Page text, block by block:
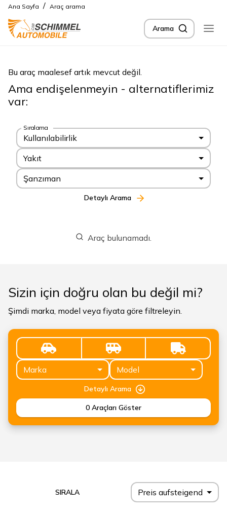
Ana Sayfa / Araç arama
Arama
Bu araç maalesef artık mevcut değil.
Ama endişelenmeyin - alternatiflerimiz
var:
Sıralama
Kullanılabilirlik
Yakıt
Şanzıman
Detaylı Arama
Araç bulunamadı.
Sizin için doğru olan bu değil mi?
Şimdi marka, model veya fiyata göre filtreleyin.
Marka Model
Detaylı Arama
0 Araçları Göster
SIRALA Preis aufsteigend